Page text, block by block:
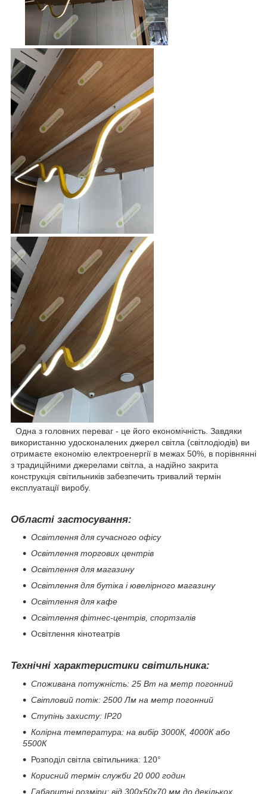
Одна з головних переваг - це його економічність. Завдяки
використанню удосконалених джерел світла (світлодіодів) ви
отримаєте економію електроенергії в межах 50%, в порівнянні
з традиційними джерелами світла, а надійно закрита
конструкція світильників забезпечить тривалий термін
експлуатації виробу.
Області застосування:
Освітлення для сучасного офісу
Освітлення торгових центрів
Освітлення для магазину
Освітлення для бутіка і ювелірного магазину
Освітлення для кафе
Освітлення фітнес-центрів, спортзалів
Освітлення кінотеатрів
Технічні характеристики світильника:
Споживана потужність: 25 Вт на метр погонний
Світловий потік: 2500 Лм на метр погонний
Ступінь захисту: IP20
Колірна температура: на вибір 3000К, 4000К або
5500К
Розподіл світла світильника: 120°
Корисний термін служби 20 000 годин
Габаритні розміри: від 300х50х70 мм до декількох